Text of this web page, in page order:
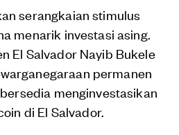
serangkaian stimulus
menarik investasi asing.
El Salvador Nayib Bukele
permanen
menginvestasikan
di El Salvador.